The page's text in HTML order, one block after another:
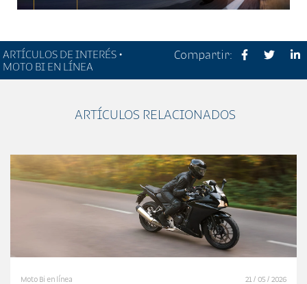
ARTÍCULOS DE INTERÉS •
MOTO BI EN LÍNEA
Compartir:
ARTÍCULOS RELACIONADOS
Moto Bi en línea 21 / 05 / 2026